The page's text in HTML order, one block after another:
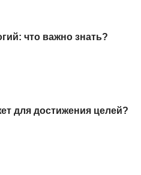
что важно знать?
для достижения целей?